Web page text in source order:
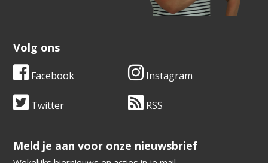
Volg ons
Facebook Instagram
Twitter RSS
​​​​​​​Meld je aan voor onze nieuwsbrief